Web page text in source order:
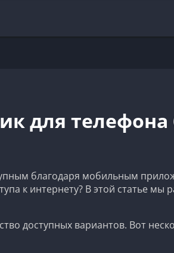
для телефона
благодаря мобильным
к интернету? В этой статье
доступных вариантов. Вот